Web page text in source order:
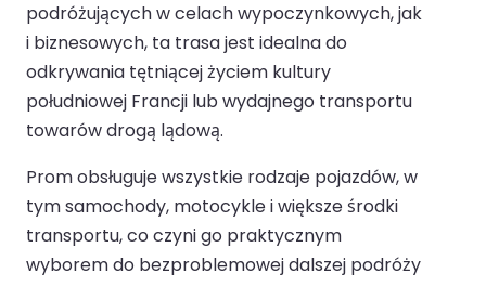
podróżujących w celach wypoczynkowych, jak
i biznesowych, ta trasa jest idealna do
odkrywania tętniącej życiem kultury
południowej Francji lub wydajnego transportu
towarów drogą lądową.
Prom obsługuje wszystkie rodzaje pojazdów, w
tym samochody, motocykle i większe środki
transportu, co czyni go praktycznym
wyborem do bezproblemowej dalszej podróży